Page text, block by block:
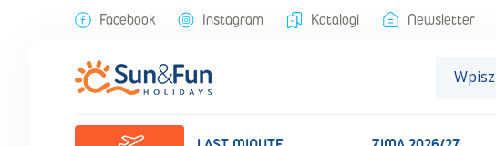
Facebook Instagram Katalogi Newsletter